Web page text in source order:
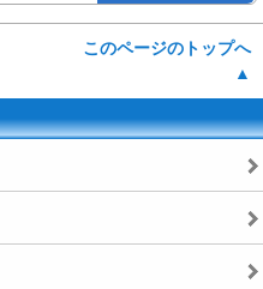
このページのトップへ
▲